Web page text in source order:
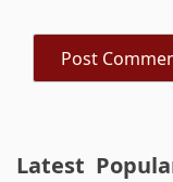
Latest